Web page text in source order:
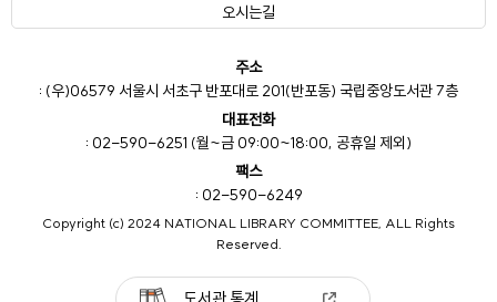
오시는길
주소
: (우)06579 서울시 서초구 반포대로 201(반포동) 국립중앙도서관 7층
대표전화
: 02-590-6251 (월~금 09:00~18:00, 공휴일 제외)
팩스
: 02-590-6249
Copyright (c) 2024 NATIONAL LIBRARY COMMITTEE, ALL Rights
Reserved.